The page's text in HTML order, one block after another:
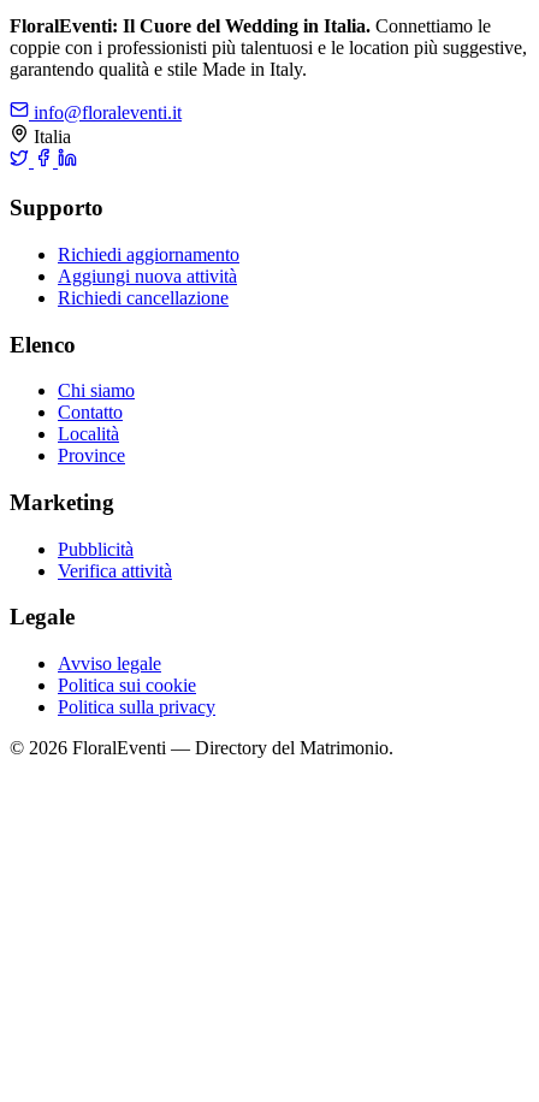
FloralEventi: Il Cuore del Wedding in Italia. Connettiamo le
coppie con i professionisti più talentuosi e le location più suggestive,
garantendo qualità e stile Made in Italy.
info@floraleventi.it
Italia
Supporto
Richiedi aggiornamento
Aggiungi nuova attività
Richiedi cancellazione
Elenco
Chi siamo
Contatto
Località
Province
Marketing
Pubblicità
Verifica attività
Legale
Avviso legale
Politica sui cookie
Politica sulla privacy
© 2026 FloralEventi — Directory del Matrimonio.